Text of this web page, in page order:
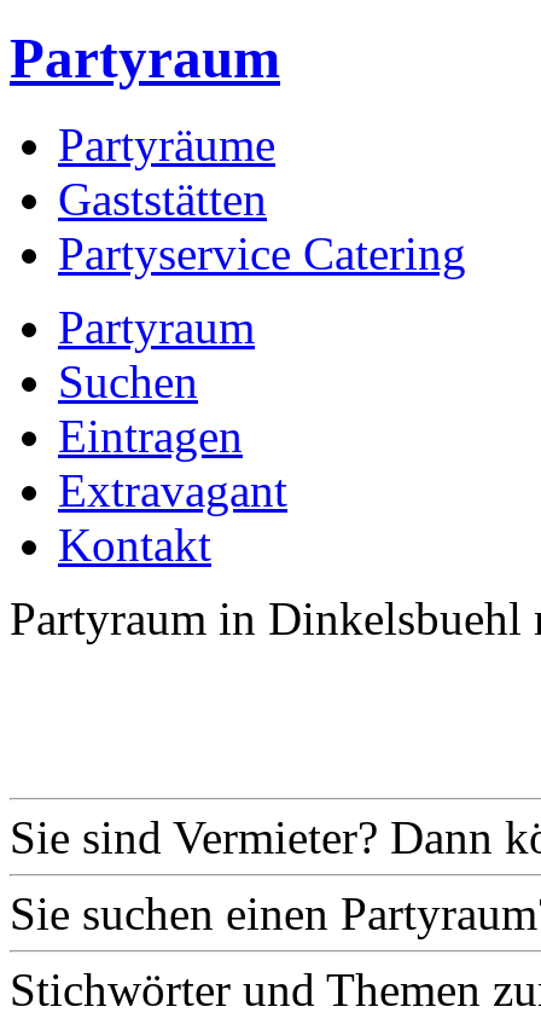
Partyraum
Partyräume
Gaststätten
Partyservice Catering
Partyraum
Suchen
Eintragen
Extravagant
Kontakt
Partyraum in Dinkelsbuehl
Sie sind Vermieter? Dann
Sie suchen einen
Stichwörter und Themen